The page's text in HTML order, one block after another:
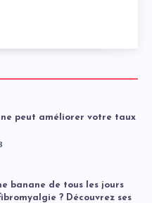
peut améliorer votre taux
banane de tous les jours
? Découvrez ses